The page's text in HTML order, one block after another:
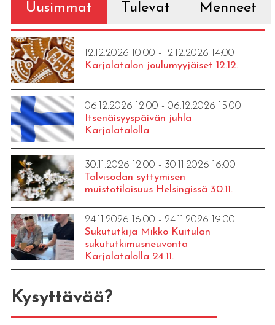
Uusimmat Tulevat Menneet
12.12.2026 10:00 - 12.12.2026 14:00
Karjalatalon joulumyyjäiset 12.12.
06.12.2026 12:00 - 06.12.2026 15:00
Itsenäisyyspäivän juhla
Karjalatalolla
30.11.2026 12:00 - 30.11.2026 16:00
Talvisodan syttymisen
muistotilaisuus Helsingissä 30.11.
24.11.2026 16:00 - 24.11.2026 19:00
Sukututkija Mikko Kuitulan
sukututkimusneuvonta
Karjalatalolla 24.11.
Kysyttävää?